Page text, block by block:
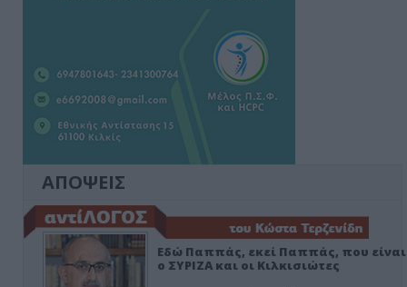
ΑΠΟΨΕΙΣ
Εδώ Παππάς, εκεί Παππάς, που είναι
ο ΣΥΡΙΖΑ και οι Κιλκισιώτες